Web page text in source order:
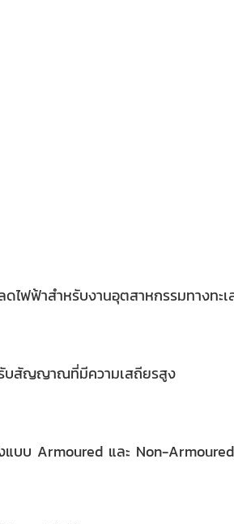
ดไฟฟ้าสำหรับงานอุตสาหกรรมทางทะเ
รับสัญญาณที่มีความเสถียรสูง
แบบ Armoured และ Non-Armoured